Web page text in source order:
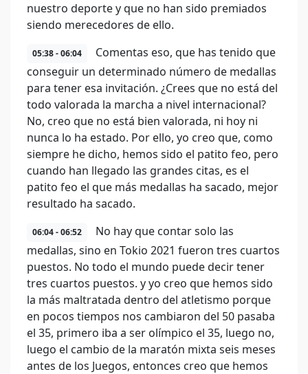
nuestro deporte y que no han sido premiados
siendo merecedores de ello.
05:38 - 06:04
Comentas eso, que has tenido que
conseguir un determinado número de medallas
para tener esa invitación. ¿Crees que no está del
todo valorada la marcha a nivel internacional?
No, creo que no está bien valorada, ni hoy ni
nunca lo ha estado. Por ello, yo creo que, como
siempre he dicho, hemos sido el patito feo, pero
cuando han llegado las grandes citas, es el
patito feo el que más medallas ha sacado, mejor
resultado ha sacado.
06:04 - 06:52
No hay que contar solo las
medallas, sino en Tokio 2021 fueron tres cuartos
puestos. No todo el mundo puede decir tener
tres cuartos puestos. y yo creo que hemos sido
la más maltratada dentro del atletismo porque
en pocos tiempos nos cambiaron del 50 pasaba
el 35, primero iba a ser olímpico el 35, luego no,
luego el cambio de la maratón mixta seis meses
antes de los Juegos, entonces creo que hemos